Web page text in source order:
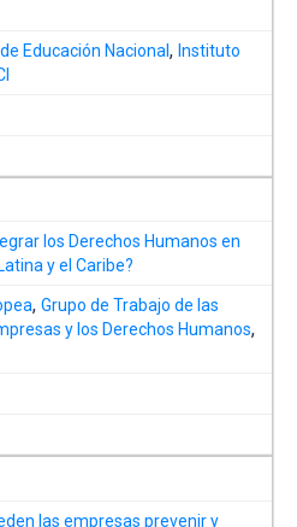
Educación Nacional,Instituto
los Derechos Humanos en
y el Caribe?
,Grupo de Trabajo de las
y los Derechos Humanos,
las empresas prevenir y